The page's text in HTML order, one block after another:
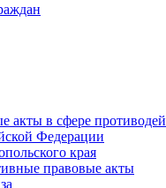
в сфере
Федерации
края
правовые акты